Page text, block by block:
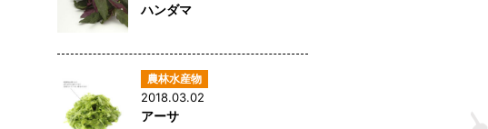
ハンダマ
2018.03.02
アーサ